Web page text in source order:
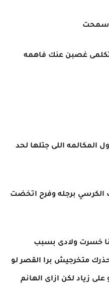
سمحت
غصبن عنك فاهمه
المكالمه اللى جتلها لحد
برجله وفرح اتخضت
خسرت ولادى بسبب
متخرجيش برا القصر لو
زياد لكن ازاى الهانم